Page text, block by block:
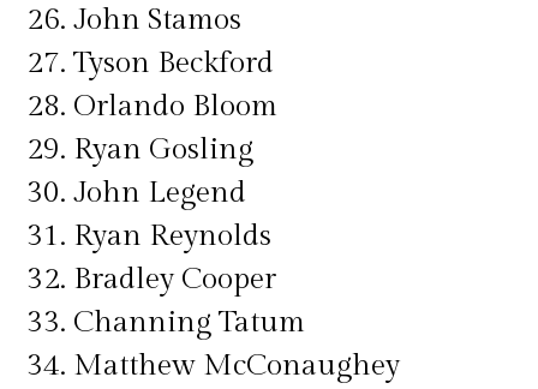
26. John Stamos
27. Tyson Beckford
28. Orlando Bloom
29. Ryan Gosling
30. John Legend
31. Ryan Reynolds
32. Bradley Cooper
33. Channing Tatum
34. Matthew McConaughey